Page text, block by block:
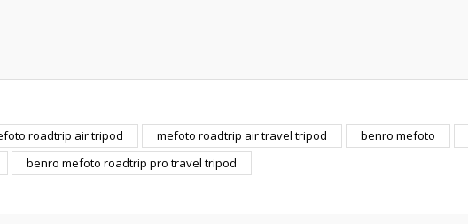
Bu ürüne ilk yorumu siz yapın!
roadtrip air tripod mefoto roadtrip air travel tripod benro mefoto
benro mefoto roadtrip pro travel tripod